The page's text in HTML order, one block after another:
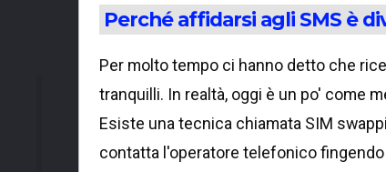
Perché affidarsi agli SMS è
Per molto tempo ci hanno detto che
tranquilli. In realtà, oggi è un po' come
Esiste una tecnica chiamata SIM
contatta l'operatore telefonico